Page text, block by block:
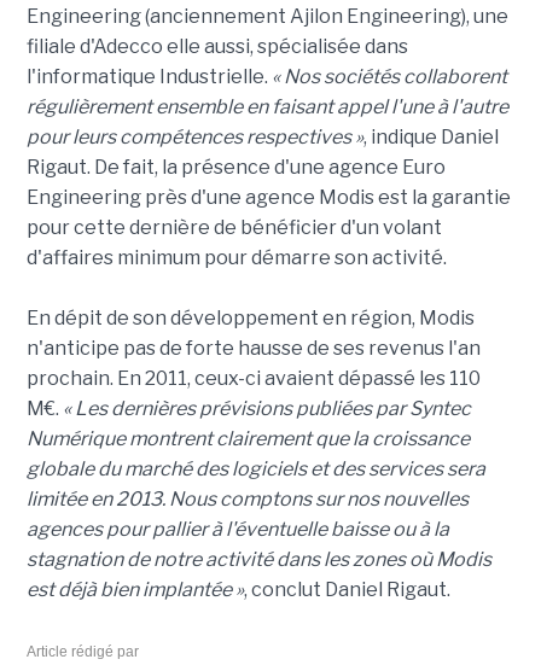
Engineering (anciennement Ajilon Engineering), une
filiale d'Adecco elle aussi, spécialisée dans
l'informatique Industrielle. « Nos sociétés collaborent
régulièrement ensemble en faisant appel l'une à l'autre
pour leurs compétences respectives », indique Daniel
Rigaut. De fait, la présence d'une agence Euro
Engineering près d'une agence Modis est la garantie
pour cette dernière de bénéficier d'un volant
d'affaires minimum pour démarre son activité.
En dépit de son développement en région, Modis
n'anticipe pas de forte hausse de ses revenus l'an
prochain. En 2011, ceux-ci avaient dépassé les 110
M€. « Les dernières prévisions publiées par Syntec
Numérique montrent clairement que la croissance
globale du marché des logiciels et des services sera
limitée en 2013. Nous comptons sur nos nouvelles
agences pour pallier à l'éventuelle baisse ou à la
stagnation de notre activité dans les zones où Modis
est déjà bien implantée », conclut Daniel Rigaut.
Article rédigé par